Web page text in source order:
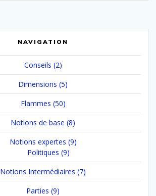
NAVIGATION
Conseils (2)
Dimensions (5)
Flammes (50)
Notions de base (8)
Notions expertes (9)
Politiques (9)
Notions Intermédiaires (7)
Parties (9)